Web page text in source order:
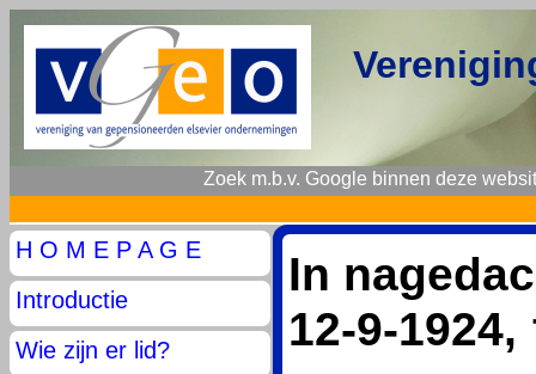
Zoek m.b.v. Google binnen deze
H O M E P A G E
Introductie
Wie zijn er lid?
In
12-9-1924,